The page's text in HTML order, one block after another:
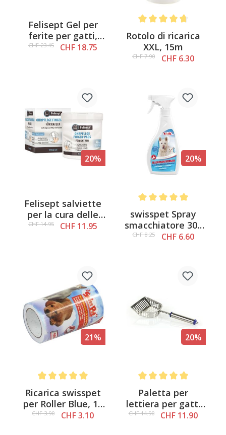
Felisept Gel per
ferite per gatti,
20ml
CHF 23.45 CHF 18.75
Rotolo di ricarica
XXL, 15m
CHF 7.90 CHF 6.30
20%
Felisept salviette
per la cura delle
orecchie per gatti,
CHF 14.95 CHF 11.95
20%
Average rating of 5 out of
swisspet Spray
smacchiatore 300
ml
CHF 8.25 CHF 6.60
21%
Ricarica swisspet
per Roller Blue, 11
m
CHF 3.90 CHF 3.10
20%
Paletta per
lettiera per gatti
swisspet in acciaio
CHF 14.90 CHF 11.90